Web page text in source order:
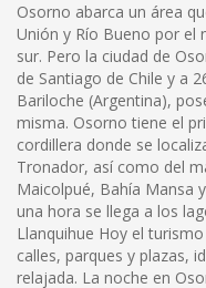
Osorno abarca un área
Unión y Río Bueno por el
sur. Pero la ciudad de
de Santiago de Chile y a
Bariloche (Argentina),
misma. Osorno tiene el
cordillera donde se
Tronador, así como del
Maicolpué, Bahía Mansa
una hora se llega a los
Llanquihue Hoy el
calles, parques y plazas,
relajada. La noche en